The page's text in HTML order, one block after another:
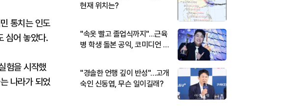
통치는 인도
심어 놓았다.
험을 시작했
나라가 되었
현재 위치는?
"속옷 빨고 졸업식까지"…근육
병 학생 돌본 공익, 코미디언 김
"경솔한 언행 깊이 반성"…고개
숙인 신동엽, 무슨 일이길래?